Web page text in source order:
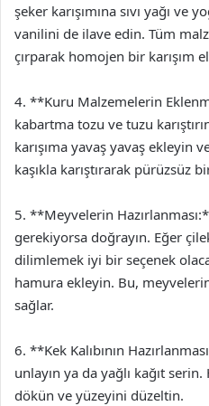
şeker karışımına sıvı yağı ve
vanilini de ilave edin. Tüm
çırparak homojen bir karışım
4. **Kuru Malzemelerin
kabartma tozu ve tuzu
karışıma yavaş yavaş ekleyin
kaşıkla karıştırarak pürüzsüz
5. **Meyvelerin
gerekiyorsa doğrayın. Eğer
dilimlemek iyi bir seçenek
hamura ekleyin. Bu,
sağlar.
6. **Kek Kalıbının
unlayın ya da yağlı kağıt
dökün ve yüzeyini düzeltin.